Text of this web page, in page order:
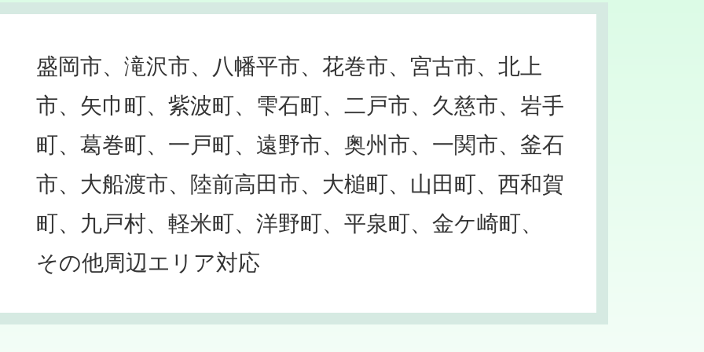
盛岡市、滝沢市、八幡平市、花巻市、宮古市、北上
市、矢巾町、紫波町、雫石町、二戸市、久慈市、岩手
町、葛巻町、一戸町、遠野市、奥州市、一関市、釜石
市、大船渡市、陸前高田市、大槌町、山田町、西和賀
町、九戸村、軽米町、洋野町、平泉町、金ケ崎町、
その他周辺エリア対応